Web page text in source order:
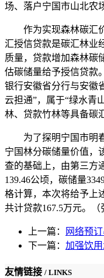
场、落户宁国市山北农
作为实现森林碳汇价
汇授信贷款是碳汇林业
质量，贷款增加森林碳
估碳储量给予授信贷款
银行安徽省分行与安徽
云担通”，属于“绿水青
林、贷款竹林等具备碳
为了探明宁国市明春
宁国林分碳储量价值，
查的基础上，由第三方
139.46公顷，碳储量
格计算，本次将给予上
共计贷款167.5万元。
上一篇：
网络预
下一篇： 加强饮
友情链接 / LINKS